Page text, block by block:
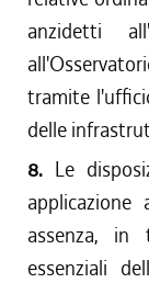
anzidetti
tramite
delle
8. Le
assenza, in
essenziali